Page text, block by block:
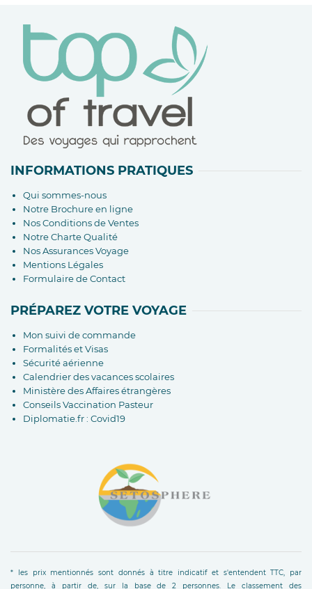
INFORMATIONS PRATIQUES
Qui sommes-nous
Notre Brochure en ligne
Nos Conditions de Ventes
Notre Charte Qualité
Nos Assurances Voyage
Mentions Légales
Formulaire de Contact
PRÉPAREZ VOTRE VOYAGE
Mon suivi de commande
Formalités et Visas
Sécurité aérienne
Calendrier des vacances scolaires
Ministère des Affaires étrangères
Conseils Vaccination Pasteur
Diplomatie.fr : Covid19
* les prix mentionnés sont donnés à titre indicatif et s'entendent TTC, par
personne, à partir de, sur la base de 2 personnes. Le classement des